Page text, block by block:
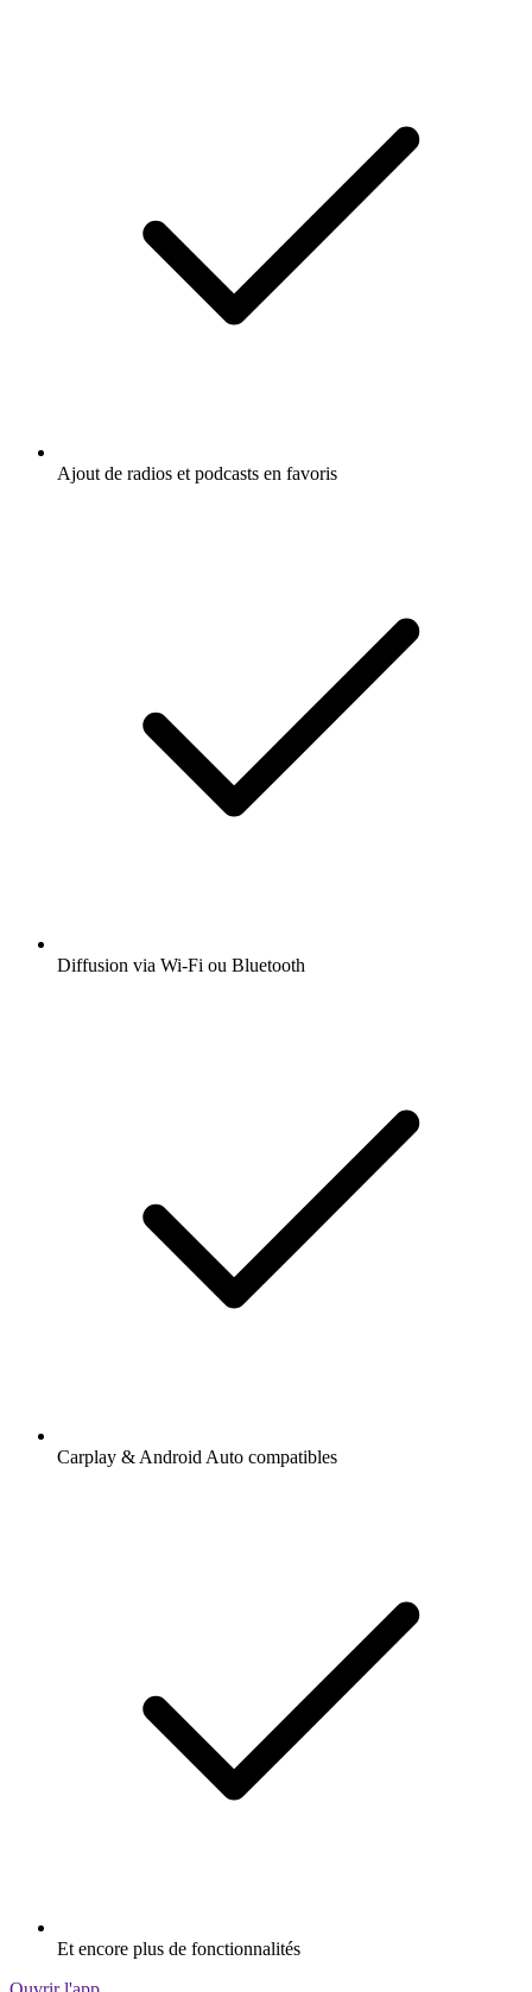
Ajout de radios et podcasts en favoris
Diffusion via Wi-Fi ou Bluetooth
Carplay & Android Auto compatibles
Et encore plus de fonctionnalités